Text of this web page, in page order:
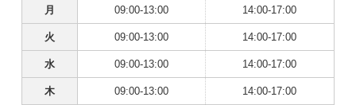
月 09:00-13:00 14:00-17:00
火 09:00-13:00 14:00-17:00
水 09:00-13:00 14:00-17:00
木 09:00-13:00 14:00-17:00